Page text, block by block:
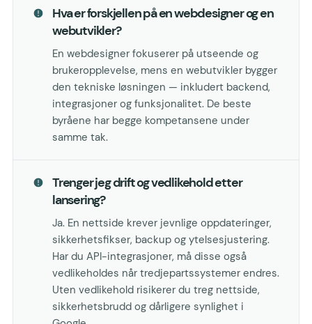
Hva er forskjellen på en webdesigner og en
webutvikler?
En webdesigner fokuserer på utseende og
brukeropplevelse, mens en webutvikler bygger
den tekniske løsningen — inkludert backend,
integrasjoner og funksjonalitet. De beste
byråene har begge kompetansene under
samme tak.
Trenger jeg drift og vedlikehold etter
lansering?
Ja. En nettside krever jevnlige oppdateringer,
sikkerhetsfikser, backup og ytelsesjustering.
Har du API-integrasjoner, må disse også
vedlikeholdes når tredjepartssystemer endres.
Uten vedlikehold risikerer du treg nettside,
sikkerhetsbrudd og dårligere synlighet i